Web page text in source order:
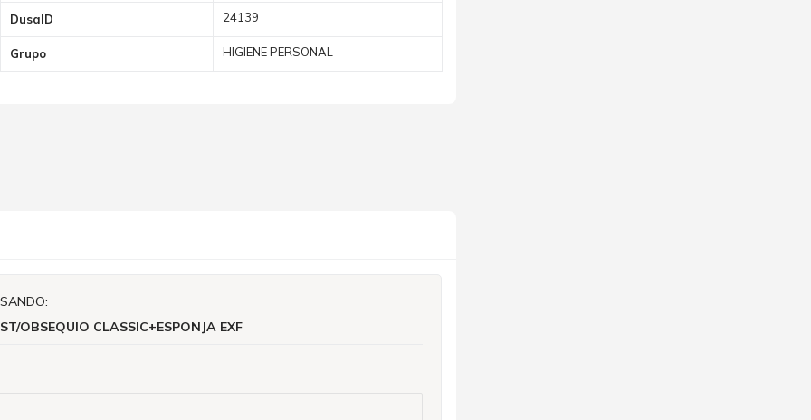
DusaID 24139
Grupo HIGIENE PERSONAL
OBSEQUIO CLASSIC+ESPONJA EXF